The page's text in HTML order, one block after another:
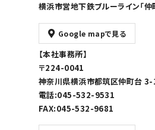
横浜市営地下鉄ブルーライン「仲
Google mapで見る
【本社事務所】
〒224-0041
神奈川県横浜市都筑区仲町台
電話:045-532-9531
FAX:045-532-9681